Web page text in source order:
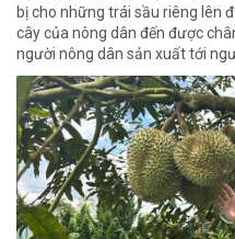
bị cho những trái sầu riêng lên
cây của nông dân đến được
người nông dân sản xuất tới